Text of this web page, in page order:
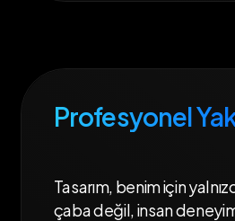
Profesyonel
Tasarım, benimiçin
çabadeğil,insan